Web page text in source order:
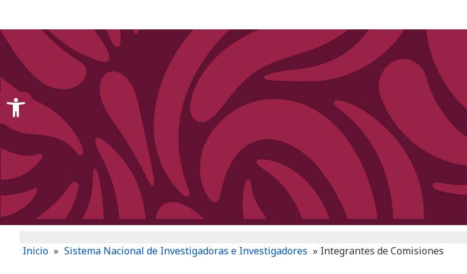
Inicio » Sistema Nacional de Investigadoras e Investigadores » Integrantes de Comisiones
Open toolbar